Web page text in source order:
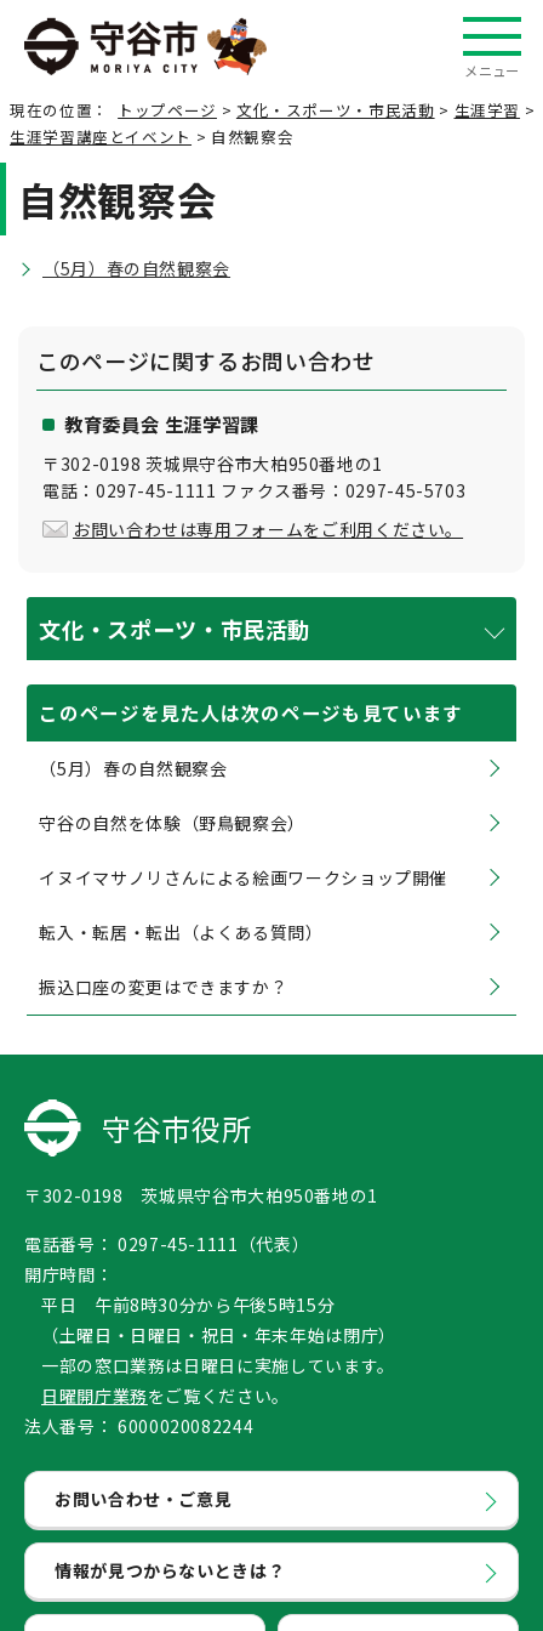
メニュー
現在の位置： トップページ > 文化・スポーツ・市民活動 > 生涯学習 >
生涯学習講座とイベント > 自然観察会
自然観察会
（5月）春の自然観察会
このページに関するお問い合わせ
教育委員会 生涯学習課
〒302-0198 茨城県守谷市大柏950番地の1
電話：0297-45-1111 ファクス番号：0297-45-5703
お問い合わせは専用フォームをご利用ください。
文化・スポーツ・市民活動
このページを見た人は次のページも見ています
（5月）春の自然観察会
守谷の自然を体験（野鳥観察会）
イヌイマサノリさんによる絵画ワークショップ開催
転入・転居・転出（よくある質問）
振込口座の変更はできますか？
守谷市役所
〒302-0198 茨城県守谷市大柏950番地の1
電話番号： 0297-45-1111（代表）
開庁時間：
平日 午前8時30分から午後5時15分
（土曜日・日曜日・祝日・年末年始は閉庁）
一部の窓口業務は日曜日に実施しています。
日曜開庁業務をご覧ください。
法人番号： 6000020082244
お問い合わせ・ご意見
情報が見つからないときは？